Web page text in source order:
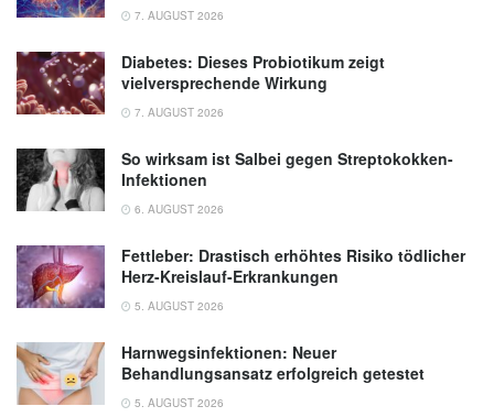
7. AUGUST 2026
Diabetes: Dieses Probiotikum zeigt
vielversprechende Wirkung
7. AUGUST 2026
So wirksam ist Salbei gegen Streptokokken-
Infektionen
6. AUGUST 2026
Fettleber: Drastisch erhöhtes Risiko tödlicher
Herz-Kreislauf-Erkrankungen
5. AUGUST 2026
Harnwegsinfektionen: Neuer
Behandlungsansatz erfolgreich getestet
5. AUGUST 2026